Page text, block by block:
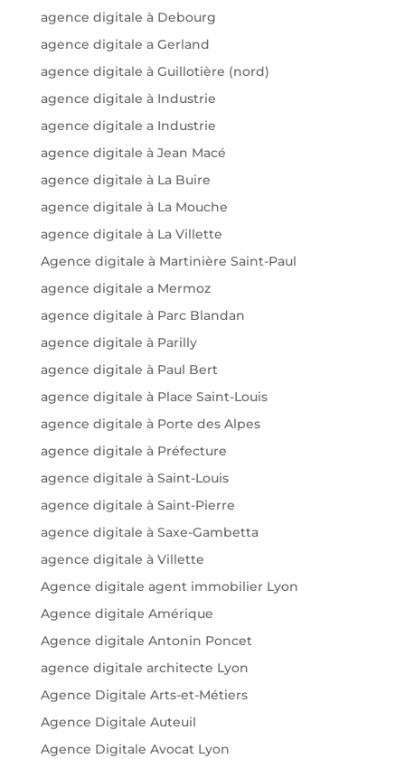
agence digitale à Debourg
agence digitale a Gerland
agence digitale à Guillotière (nord)
agence digitale à Industrie
agence digitale a Industrie
agence digitale à Jean Macé
agence digitale à La Buire
agence digitale à La Mouche
agence digitale à La Villette
Agence digitale à Martinière Saint-Paul
agence digitale a Mermoz
agence digitale à Parc Blandan
agence digitale à Parilly
agence digitale à Paul Bert
agence digitale à Place Saint-Louis
agence digitale à Porte des Alpes
agence digitale à Préfecture
agence digitale à Saint-Louis
agence digitale à Saint-Pierre
agence digitale à Saxe-Gambetta
agence digitale à Villette
Agence digitale agent immobilier Lyon
Agence digitale Amérique
Agence digitale Antonin Poncet
agence digitale architecte Lyon
Agence Digitale Arts-et-Métiers
Agence Digitale Auteuil
Agence Digitale Avocat Lyon